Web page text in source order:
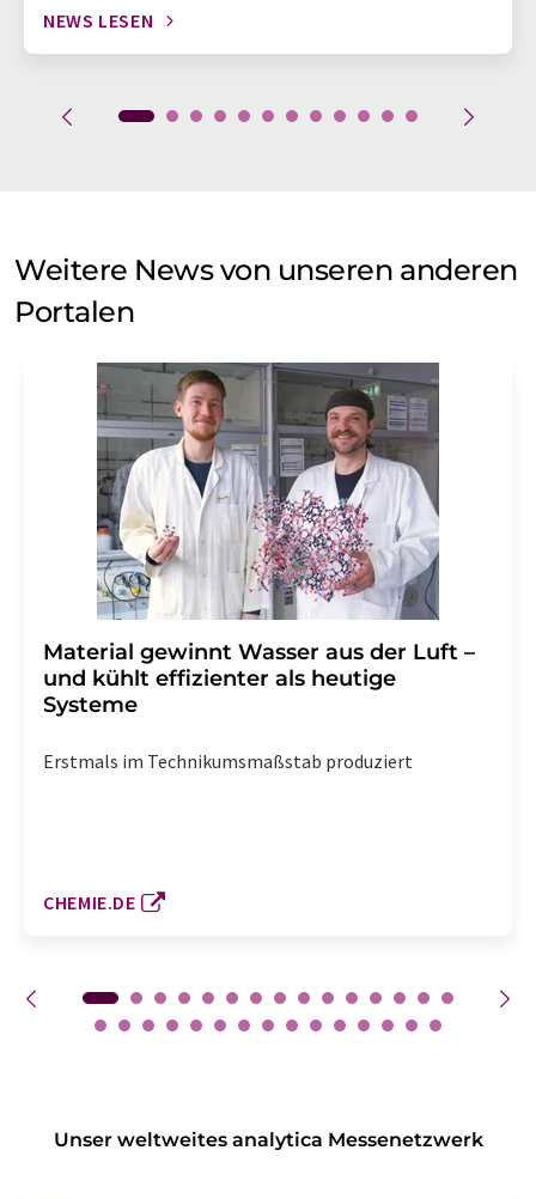
NEWS LESEN
Weitere News von unseren anderen
Portalen
Material gewinnt Wasser aus der Luft –
und kühlt effizienter als heutige
Systeme
Erstmals im Technikumsmaßstab produziert
CHEMIE.DE
Unser weltweites analytica Messenetzwerk